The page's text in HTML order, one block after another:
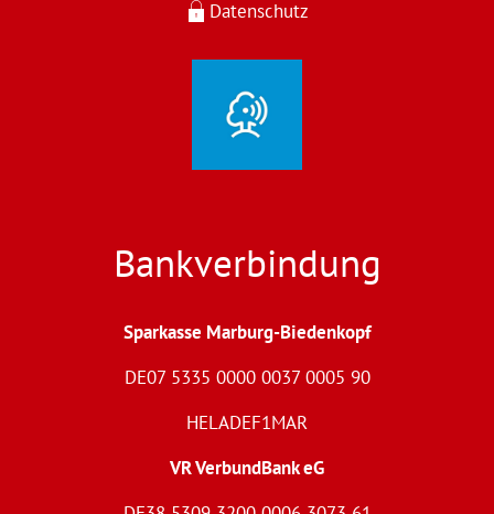
Datenschutz
Bankverbindung
Sparkasse Marburg-Biedenkopf
DE07 5335 0000 0037 0005 90
HELADEF1MAR
VR VerbundBank eG